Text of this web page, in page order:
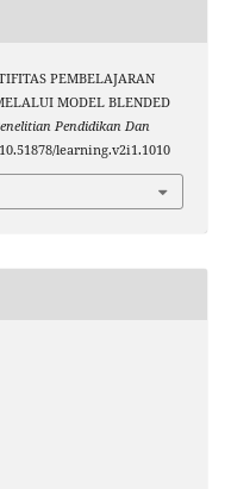
PEMBELAJARAN
MODEL BLENDED
Pendidikan Dan
learning.v2i1.1010